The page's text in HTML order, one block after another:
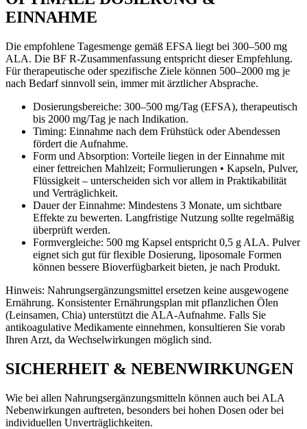
EINNAHME
Die empfohlene Tagesmenge gemäß EFSA liegt bei 300–500 mg
ALA. Die BF R-Zusammenfassung entspricht dieser Empfehlung.
Für therapeutische oder spezifische Ziele können 500–2000 mg je
nach Bedarf sinnvoll sein, immer mit ärztlicher Absprache.
Dosierungsbereiche: 300–500 mg/Tag (EFSA), therapeutisch
bis 2000 mg/Tag je nach Indikation.
Timing: Einnahme nach dem Frühstück oder Abendessen
fördert die Aufnahme.
Form und Absorption: Vorteile liegen in der Einnahme mit
einer fettreichen Mahlzeit; Formulierungen • Kapseln, Pulver,
Flüssigkeit – unterscheiden sich vor allem in Praktikabilität
und Verträglichkeit.
Dauer der Einnahme: Mindestens 3 Monate, um sichtbare
Effekte zu bewerten. Langfristige Nutzung sollte regelmäßig
überprüft werden.
Formvergleiche: 500 mg Kapsel entspricht 0,5 g ALA. Pulver
eignet sich gut für flexible Dosierung, liposomale Formen
können bessere Bioverfügbarkeit bieten, je nach Produkt.
Hinweis: Nahrungsergänzungsmittel ersetzen keine ausgewogene
Ernährung. Konsistenter Ernährungsplan mit pflanzlichen Ölen
(Leinsamen, Chia) unterstützt die ALA-Aufnahme. Falls Sie
antikoagulative Medikamente einnehmen, konsultieren Sie vorab
Ihren Arzt, da Wechselwirkungen möglich sind.
SICHERHEIT & NEBENWIRKUNGEN
Wie bei allen Nahrungsergänzungsmitteln können auch bei ALA
Nebenwirkungen auftreten, besonders bei hohen Dosen oder bei
individuellen Unverträglichkeiten.